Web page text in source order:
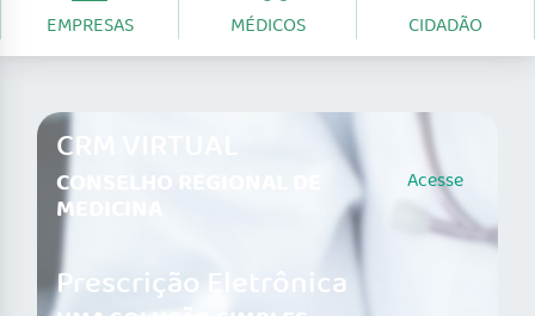
EMPRESAS MÉDICOS CIDADÃO
CRM VIRTUAL
CONSELHO REGIONAL DE
MEDICINA
Acesse
Prescrição Eletrônica